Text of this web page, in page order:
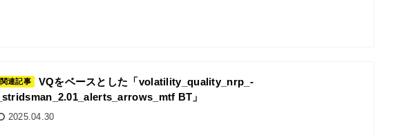
関連記事
VQをベースとした「volatility_quality_nrp_-
_stridsman_2.01_alerts_arrows_mtf BT」
2025.04.30